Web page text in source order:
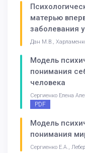
матерью
заболевания
Дан М.В.,
Модель
понимания
человека
Сергиенко Елена
PDF
Модель
понимания
Сергиенко Е.А.,